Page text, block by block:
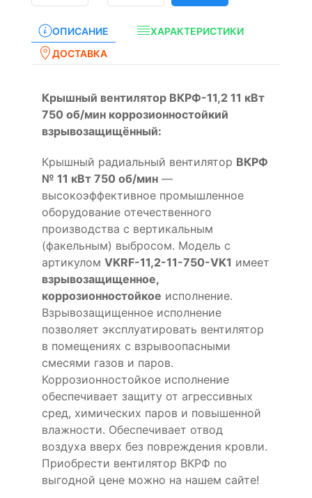
ОПИСАНИЕ
ХАРАКТЕРИСТИКИ
ДОСТАВКА
Крышный вентилятор ВКРФ-11,2 11 кВт
750 об/мин коррозионностойкий
взрывозащищённый:
Крышный радиальный вентилятор ВКРФ
№ 11 кВт 750 об/мин —
высокоэффективное промышленное
оборудование отечественного
производства с вертикальным
(факельным) выбросом. Модель с
артикулом VKRF-11,2-11-750-VK1 имеет
взрывозащищенное,
коррозионностойкое исполнение.
Взрывозащищенное исполнение
позволяет эксплуатировать вентилятор
в помещениях с взрывоопасными
смесями газов и паров.
Коррозионностойкое исполнение
обеспечивает защиту от агрессивных
сред, химических паров и повышенной
влажности. Обеспечивает отвод
воздуха вверх без повреждения кровли.
Приобрести вентилятор ВКРФ по
выгодной цене можно на нашем сайте!